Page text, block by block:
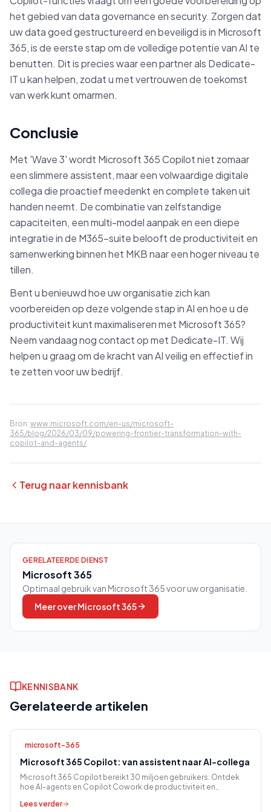
het gebied van data governance en security. Zorgen dat
uw data goed gestructureerd en beveiligd is in Microsoft
365, is de eerste stap om de volledige potentie van AI te
benutten. Dit is precies waar een partner als Dedicate-
IT u kan helpen, zodat u met vertrouwen de toekomst
van werk kunt omarmen.
Conclusie
Met 'Wave 3' wordt Microsoft 365 Copilot niet zomaar
een slimmere assistent, maar een volwaardige digitale
collega die proactief meedenkt en complete taken uit
handen neemt. De combinatie van zelfstandige
capaciteiten, een multi-model aanpak en een diepe
integratie in de M365-suite belooft de productiviteit en
samenwerking binnen het MKB naar een hoger niveau te
tillen.
Bent u benieuwd hoe uw organisatie zich kan
voorbereiden op deze volgende stap in AI en hoe u de
productiviteit kunt maximaliseren met Microsoft 365?
Neem vandaag nog contact op met Dedicate-IT. Wij
helpen u graag om de kracht van AI veilig en effectief in
te zetten voor uw bedrijf.
Bron: www.microsoft.com/en-us/microsoft-
365/blog/2026/03/09/powering-frontier-transformation-with-
copilot-and-agents/
Terug naar kennisbank
GERELATEERDE DIENST
Microsoft 365
Optimaal gebruik van Microsoft 365 voor uw organisatie.
Meer overMicrosoft 365
KENNISBANK
Gerelateerde artikelen
microsoft-365
Microsoft 365 Copilot: van assistent naar AI-collega
Microsoft 365 Copilot bereikt 30 miljoen gebruikers. Ontdek
hoe AI-agents en Copilot Cowork de productiviteit en
Lees verder